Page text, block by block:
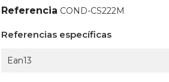
Referencia COND-CS222M
Referencias específicas
Ean13